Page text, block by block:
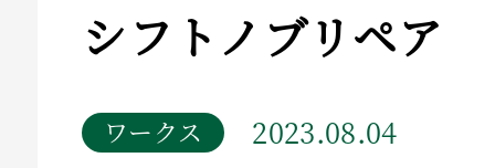
シフトノブリペア
ワークス 2023.08.04